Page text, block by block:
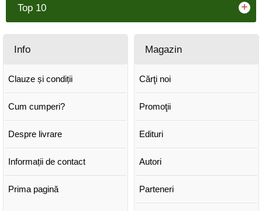
Top 10 +
Info
Clauze și condiții
Cum cumperi?
Despre livrare
Informații de contact
Prima pagină
Magazin
Cărţi noi
Promoţii
Edituri
Autori
Parteneri